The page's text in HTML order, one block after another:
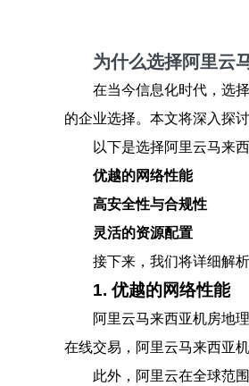
为什么选择阿里云
在当今信息化时代，选
的企业选择。本文将深入探
以下是选择阿里云马来
优越的网络性能
高安全性与合规性
灵活的资源配置
接下来，我们将详细解
1. 优越的网络性能
阿里云马来西亚机房地
在线交易，阿里云马来西亚
此外，阿里云在全球范